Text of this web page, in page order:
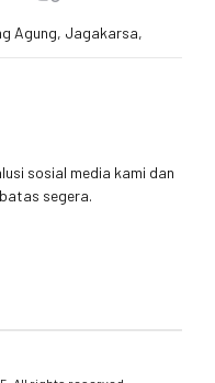
Agung, Jagakarsa,
sosial media kami dan
segera.